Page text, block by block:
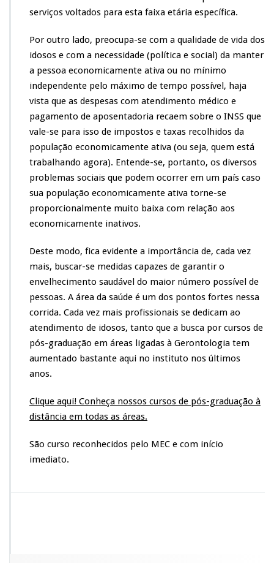
serviços voltados para esta faixa etária específica.
Por outro lado, preocupa-se com a qualidade de vida dos
idosos e com a necessidade (política e social) da manter
a pessoa economicamente ativa ou no mínimo
independente pelo máximo de tempo possível, haja
vista que as despesas com atendimento médico e
pagamento de aposentadoria recaem sobre o INSS que
vale-se para isso de impostos e taxas recolhidos da
população economicamente ativa (ou seja, quem está
trabalhando agora). Entende-se, portanto, os diversos
problemas sociais que podem ocorrer em um país caso
sua população economicamente ativa torne-se
proporcionalmente muito baixa com relação aos
economicamente inativos.
Deste modo, fica evidente a importância de, cada vez
mais, buscar-se medidas capazes de garantir o
envelhecimento saudável do maior número possível de
pessoas. A área da saúde é um dos pontos fortes nessa
corrida. Cada vez mais profissionais se dedicam ao
atendimento de idosos, tanto que a busca por cursos de
pós-graduação em áreas ligadas à Gerontologia tem
aumentado bastante aqui no instituto nos últimos
anos.
Clique aqui! Conheça nossos cursos de pós-graduação à
distância em todas as áreas.
São curso reconhecidos pelo MEC e com início
imediato.